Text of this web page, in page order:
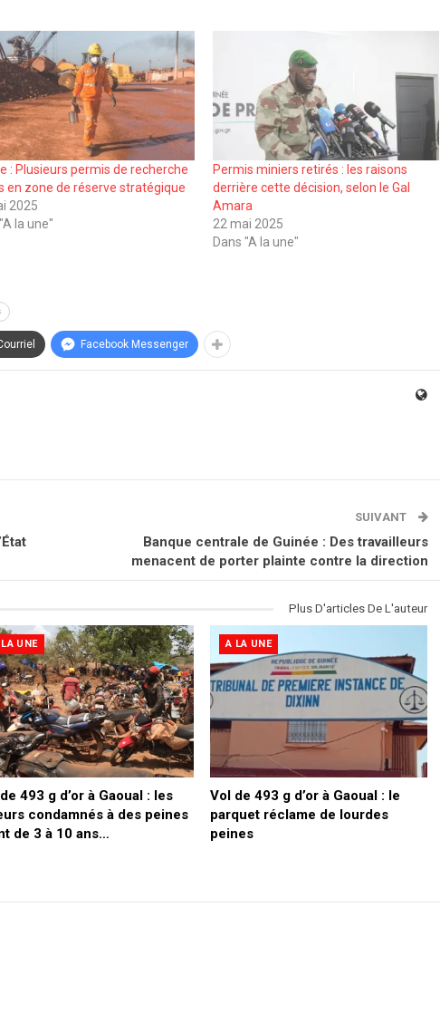
: Plusieurs permis de recherche
en zone de réserve stratégique
2025
la une"
Permis miniers retirés : les raisons
derrière cette décision, selon le Gal
Amara
22 mai 2025
Dans "A la une"
Facebook Messenger
SUIVANT
Banque centrale de Guinée : Des travailleurs
menacent de porter plainte contre la direction
Plus D'articles De L'auteur
UNE
493 g d’or à Gaoual : les
condamnés à des peines
de 3 à 10 ans…
A LA UNE
Vol de 493 g d’or à Gaoual : le
parquet réclame de lourdes
peines